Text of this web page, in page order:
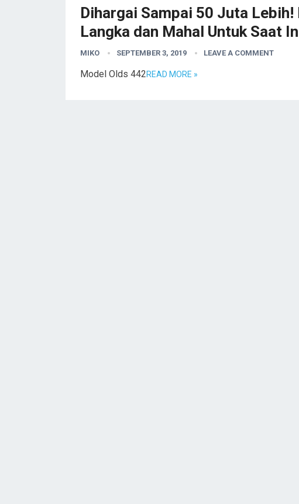
Dihargai Sampai 50 Juta
Langka dan Mahal Untuk Saat
MIKO SEPTEMBER 3, 2019 LEAVE A COMMENT
Model Olds 442READ MORE »